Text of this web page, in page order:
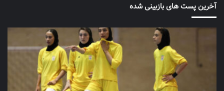
آخرین پست های بازبینی شده